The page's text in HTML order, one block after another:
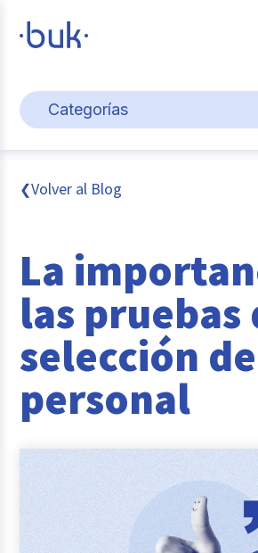
Perú
Categorías
Cultura y bienestar laboral
Gestión de personas
Pago de nómina
Buk
Transformación digital
Tendencias y Data
Casos de éxito
Columna del Experto
Entrevistas
❮Volver al Blog
La
las pruebas
selección de
personal